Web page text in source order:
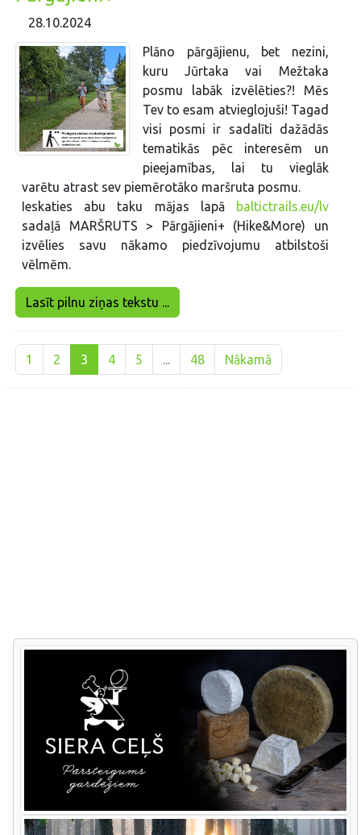
28.10.2024
Plāno pārgājienu, bet nezini,
kuru Jūrtaka vai Mežtaka
posmu labāk izvēlēties?! Mēs
Tev to esam atvieglojuši! Tagad
visi posmi ir sadalīti dažādās
tematikās pēc interesēm un
pieejamības, lai tu vieglāk
varētu atrast sev piemērotāko maršruta posmu.
Ieskaties abu taku mājas lapā
baltictrails.eu/lv
sadaļā MARŠRUTS > Pārgājieni+ (Hike&More) un
izvēlies savu nākamo piedzīvojumu atbilstoši
vēlmēm.
Lasīt pilnu ziņas tekstu ...
1 2 3 4 5 48 Nākamā